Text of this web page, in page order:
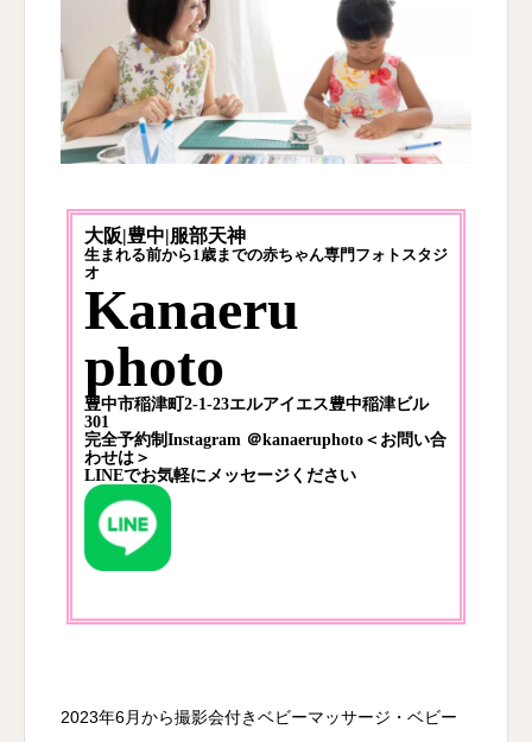
大阪|豊中|服部天神
生まれる前から1歳までの赤ちゃん専門フォトスタジ
オ
Kanaeru
photo
豊中市稲津町2-1-23エルアイエス豊中稲津ビル
301
完全予約制Instagram ＠kanaeruphoto ＜お問い合
わせは＞
LINEでお気軽にメッセージください
2023年6月から撮影会付きベビーマッサージ・ベビー